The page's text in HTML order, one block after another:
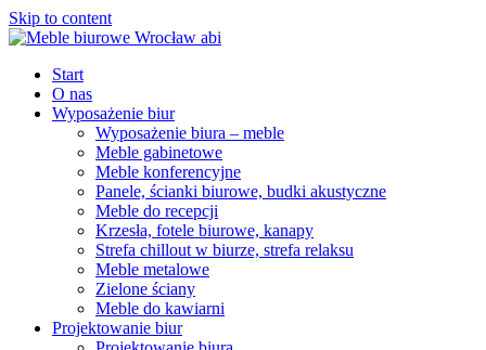
Skip to content
Start
O nas
Wyposażenie biur
Wyposażenie biura – meble
Meble gabinetowe
Meble konferencyjne
Panele, ścianki biurowe, budki akustyczne
Meble do recepcji
Krzesła, fotele biurowe, kanapy
Strefa chillout w biurze, strefa relaksu
Meble metalowe
Zielone ściany
Meble do kawiarni
Projektowanie biur